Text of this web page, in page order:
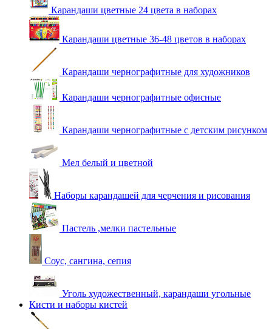
Карандаши цветные 24 цвета в наборах
Карандаши цветные 36-48 цветов в наборах
Карандаши чернографитные для художников
Карандаши чернографитные офисные
Карандаши чернографитные с детским рисунком
Мел белый и цветной
Наборы карандашей для черчения и рисования
Пастель ,мелки пастельные
Соус, сангина, сепия
Уголь художественный, карандаши угольные
Кисти и наборы кистей